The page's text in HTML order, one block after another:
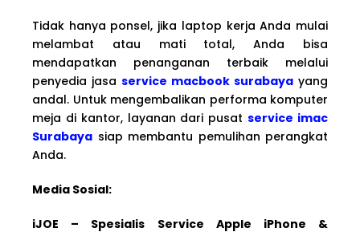
Tidak hanya ponsel, jika laptop kerja Anda mulai
melambat atau mati total, Anda bisa
mendapatkan penanganan terbaik melalui
penyedia jasa service macbook surabaya yang
andal. Untuk mengembalikan performa komputer
meja di kantor, layanan dari pusatservice imac
Surabaya siap membantu pemulihan perangkat
Anda.
Media Sosial:
iJOE – Spesialis Service Apple iPhone &